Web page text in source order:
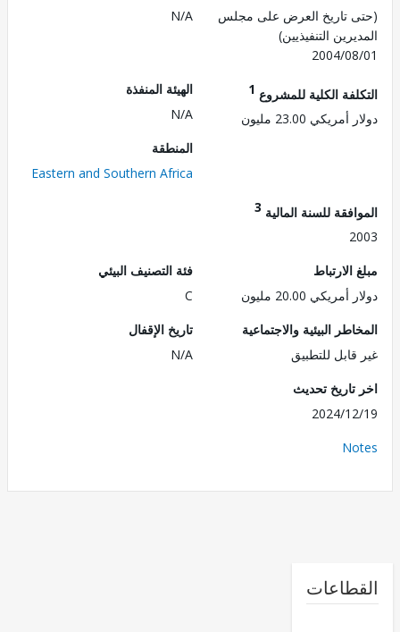
تاريخ العرض على مجلس
التنفيذيين)
2004/
N/A
الكلية للمشروع1
23.00 مليون
الهيئة المنفذة
Eastern and Southern Africa
للسنة المالية3
20.00 مليون
فئة التصنيف البيئي
البيئية والاجتماعية
للتطبيق
تاريخ الإقفال
تحديث
2024/